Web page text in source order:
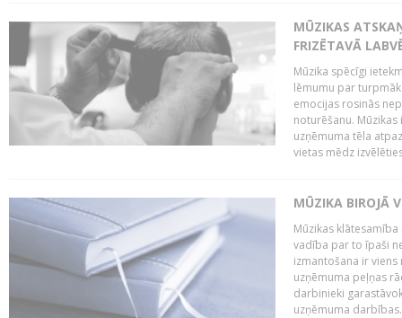
MŪZIKAS
FRIZĒTAVĀ
Mūzika spēcīgi
lēmumu par
emocijas rosinās
noturēšanu.
uzņēmuma tēla
vietas mēdz
MŪZIKA BIROJĀ
Mūzikas
vadība par to īpaši
izmantošana ir
uzņēmuma peļņas
darbinieki
uzņēmuma